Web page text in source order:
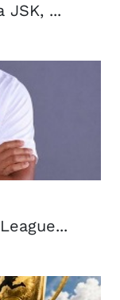
JSK, ...